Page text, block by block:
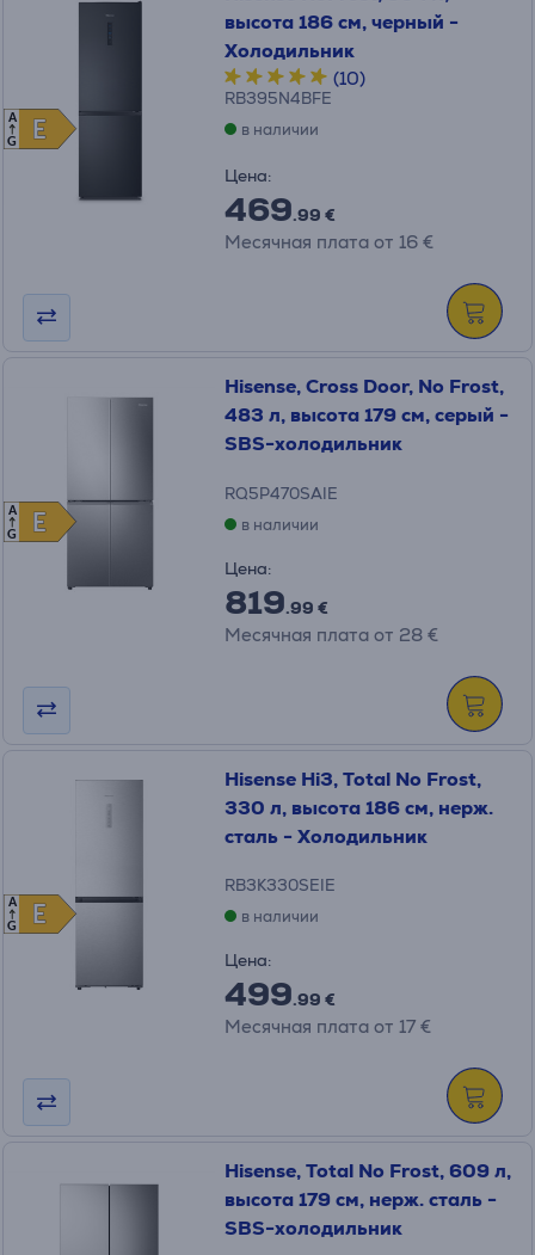
E
E
A
G
высота 186 см, черный -
Холодильник
(10)
RB395N4BFE
в наличии
Цена:
469.99 €
Месячная плата от 16 €
E
E
A
G
Hisense, Cross Door, No Frost,
483 л, высота 179 см, серый -
SBS-холодильник
RQ5P470SAIE
в наличии
Цена:
819.99 €
Месячная плата от 28 €
E
E
A
G
Hisense Hi3, Total No Frost,
330 л, высота 186 см, нерж.
сталь - Холодильник
RB3K330SEIE
в наличии
Цена:
499.99 €
Месячная плата от 17 €
Hisense, Total No Frost, 609 л,
высота 179 см, нерж. сталь -
SBS-холодильник